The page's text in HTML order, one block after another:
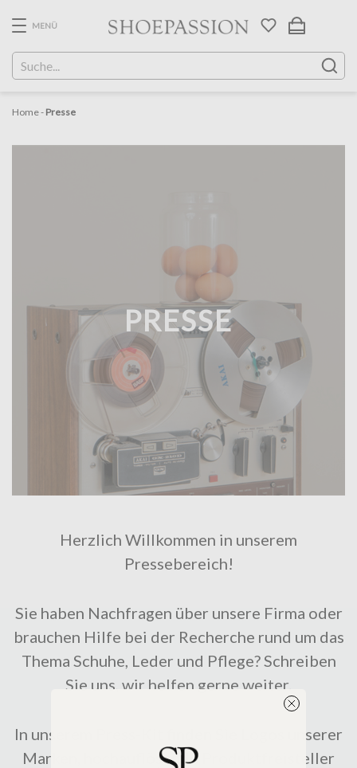
content
MENÜ
Home- Presse
PRESSE
Herzlich Willkommen in unserem
Pressebereich!
Sie haben Nachfragen über unsere Firma oder
brauchen Hilfe bei der Recherche rund um das
Thema Schuhe, Leder und Pflege? Schreiben
Sie uns, wir helfen gerne weiter.
In unserem Press-Kit finden Sie Logos unserer
Marken, hochauflösende Produktfreisteller